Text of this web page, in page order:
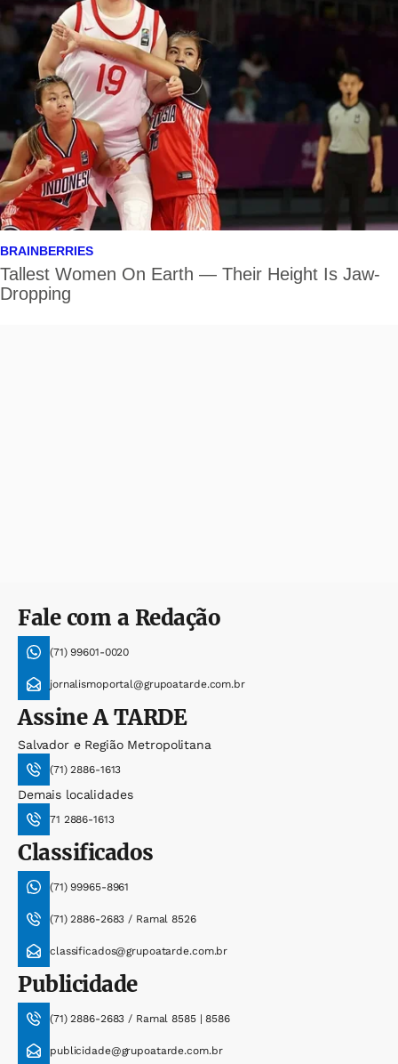
Fale com a Redação
(71) 99601-0020
jornalismoportal@grupoatarde.com.br
AssineA TARDE
Salvador e Região Metropolitana
(71) 2886-1613
Demais localidades
71 2886-1613
Classificados
(71) 99965-8961
(71) 2886-2683 / Ramal 8526
classificados@grupoatarde.com.br
Publicidade
(71) 2886-2683 / Ramal 8585 | 8586
publicidade@grupoatarde.com.br